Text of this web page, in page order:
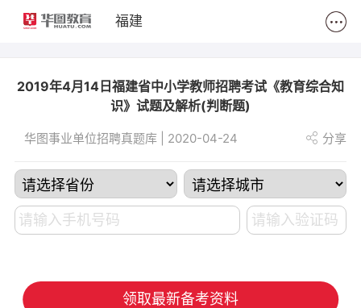
福建
2019年4月14日福建省中小学教师招聘考试《教育综合知
识》试题及解析(判断题)
华图事业单位招聘真题库 | 2020-04-24 分享
领取最新备考资料